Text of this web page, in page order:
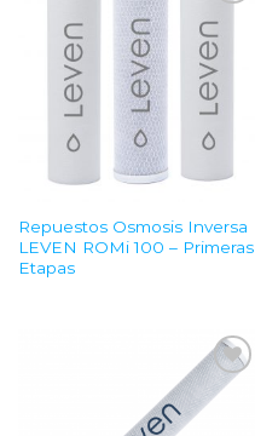
Add to
Wishlist
Repuestos Osmosis Inversa
LEVEN ROMi 100 – Primeras
Etapas
Add to
Wishlist